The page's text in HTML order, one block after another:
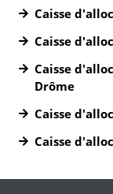
Caisse
Caisse
Caisse
Drôme
Caisse
Caisse